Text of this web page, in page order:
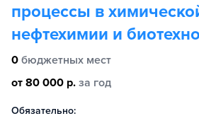
процессы в
нефтехимии и
0 бюджетных мест
от 80 000 р. за год
Обязательно: